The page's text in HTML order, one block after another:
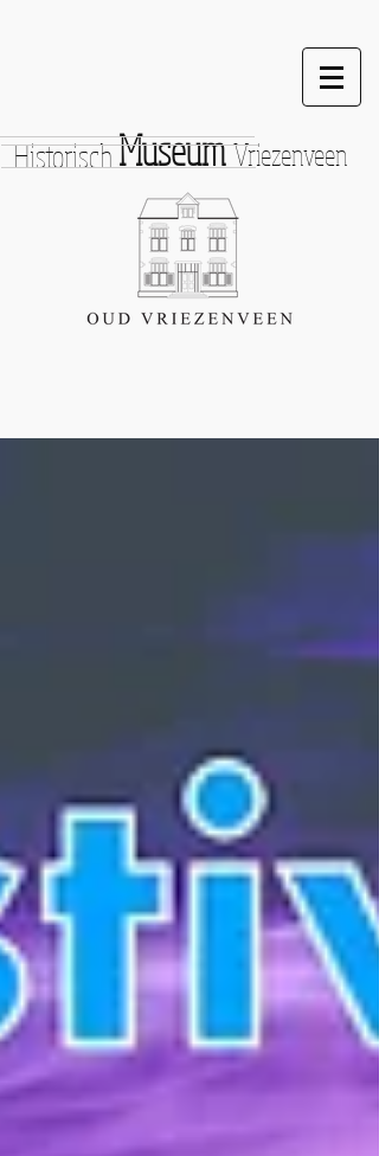
HistorischMuseumVriezenveen